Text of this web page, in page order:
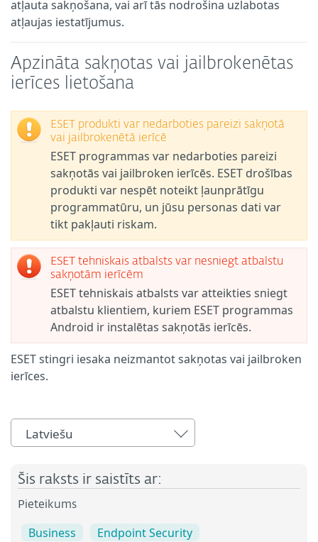
atļauta sakņošana, vai arī tās nodrošina uzlabotas
atļaujas iestatījumus.
Apzināta sakņotas vai jailbrokenētas
ierīces lietošana
ESET produkti var nedarboties pareizi sakņotā
vai jailbrokenētā ierīcē
ESET programmas var nedarboties pareizi
sakņotās vai jailbroken ierīcēs. ESET drošības
produkti var nespēt noteikt ļaunprātīgu
programmatūru, un jūsu personas dati var
tikt pakļauti riskam.
ESET tehniskais atbalsts var nesniegt atbalstu
sakņotām ierīcēm
ESET tehniskais atbalsts var atteikties sniegt
atbalstu klientiem, kuriem ESET programmas
Android ir instalētas sakņotās ierīcēs.
ESET stingri iesaka neizmantot sakņotas vai jailbroken
ierīces.
Latviešu
Šis raksts ir saistīts ar:
Pieteikums
Business
Endpoint Security